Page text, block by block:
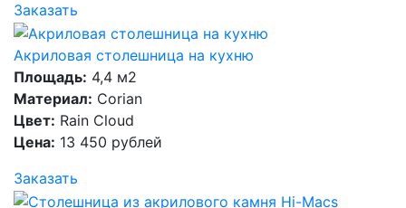
Заказать
Акриловая столешница на кухню
Площадь: 4,4 м2
Материал: Corian
Цвет: Rain Cloud
Цена: 13 450 рублей
Заказать